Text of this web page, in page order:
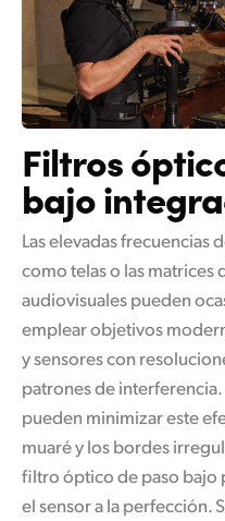
Filtros
bajo
Las elevadas frecuencias
como telas o las matrices
audiovisuales pueden
emplear objetivos
y sensores con
patrones de
pueden minimizar este
muaré y los bordes
filtro óptico de paso bajo
el sensor a la perfección.